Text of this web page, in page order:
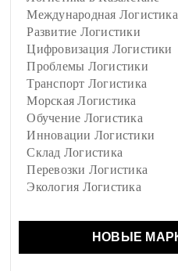
Международная Логистика
Развитие Логистики
Цифровизация Логистики
Проблемы Логистики
Транспорт Логистика
Морская Логистика
Обучение Логистика
Инновации Логистики
Склад Логистика
Перевозки Логистика
Экология Логистика
НОВЫЕ